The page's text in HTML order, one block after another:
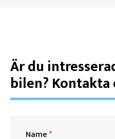
Är du
bilen? Kontakta
Name*